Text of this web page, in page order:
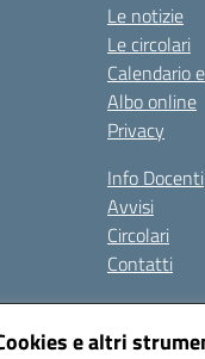
e altri
Le notizie
Le circolari
Calendario
Albo online
Privacy
Info Docenti
Avvisi
Circolari
Contatti